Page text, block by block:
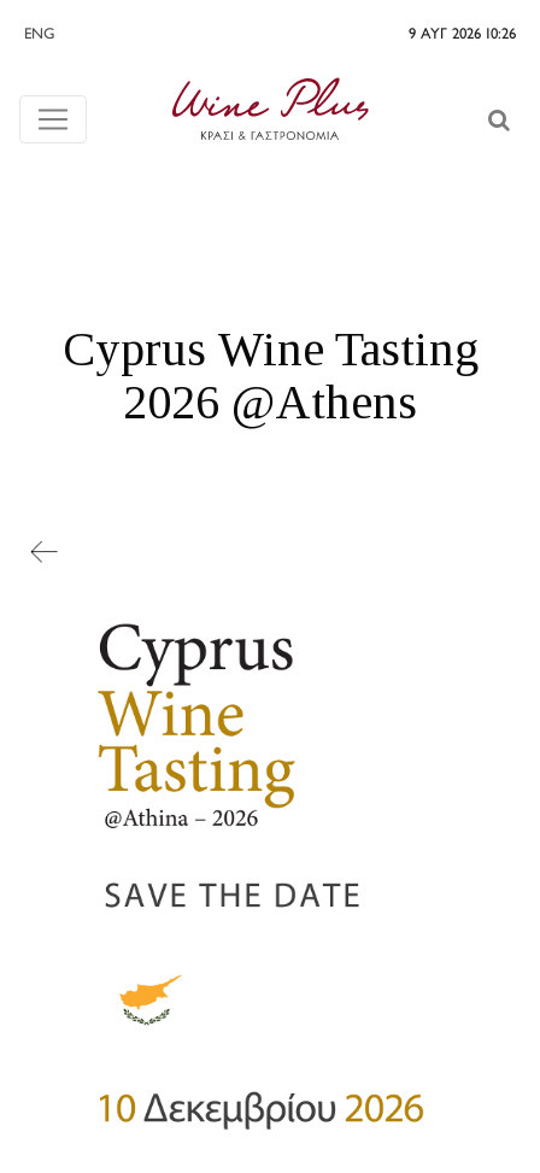
ENG 9 ΑΥΓ 2026 10:26
Cyprus Wine Tasting
2026 @Athens